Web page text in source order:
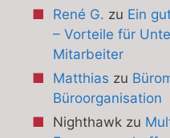
René G. zu Ein
– Vorteile für
Mitarbeiter
Matthias zu
Büroorganisation
Nighthawkzu